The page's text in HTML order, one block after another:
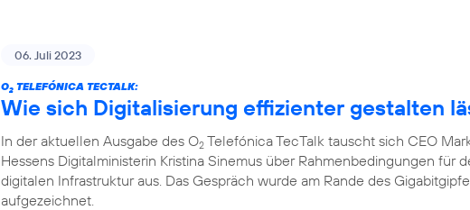
06. Juli 2023
O2 TELEFÓNICA TECTALK:
Wie sich Digitalisierung effizienter gestalten
In der aktuellen Ausgabe des O2 Telefónica TecTalk tauscht sich CEO
Hessens Digitalministerin Kristina Sinemus über Rahmenbedingungen für
digitalen Infrastruktur aus. Das Gespräch wurde am Rande des
aufgezeichnet.